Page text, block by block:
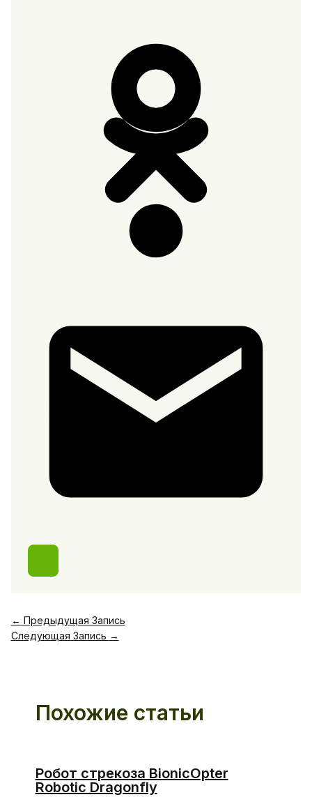
← Предыдущая Запись
Следующая Запись →
Похожие статьи
Робот стрекоза BionicOpter
Robotic Dragonfly